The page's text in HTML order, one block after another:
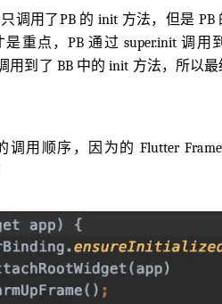
调用了PB 的 init 方法，但是 PB
是重点，PB 通过 super.init 调用
用到了 BB 中的 init 方法，所以
用顺序，因为的 Flutter